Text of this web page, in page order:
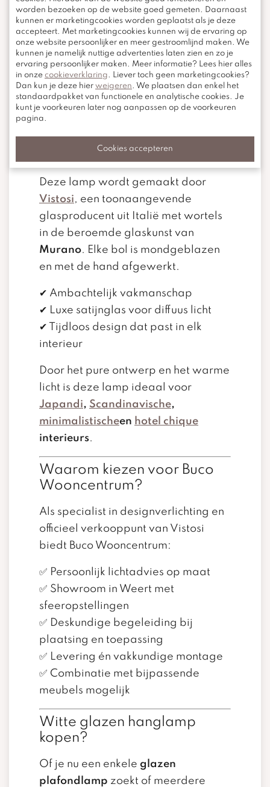
Wat al deze uitvoeringen verbindt?
De rust, verfijning en kwaliteit van
ambachtelijk geblazen glas uit
Italië.
Italiaans glasdesign –
handgemaakt op Murano
Deze lamp wordt gemaakt door
Vistosi, een toonaangevende
glasproducent uit Italië met wortels
in de beroemde glaskunst van
Murano. Elke bol is mondgeblazen
en met de hand afgewerkt.
✔ Ambachtelijk vakmanschap
✔ Luxe satijnglas voor diffuus licht
✔ Tijdloos design dat past in elk
interieur
Door het pure ontwerp en het warme
licht is deze lamp ideaal voor
Japandi, Scandinavische,
minimalistischeen hotel chique
interieurs.
Waarom kiezen voor Buco
Wooncentrum?
Als specialist in designverlichting en
officieel verkooppunt van Vistosi
biedt Buco Wooncentrum:
✅ Persoonlijk lichtadvies op maat
✅ Showroom in Weert met
sfeeropstellingen
✅ Deskundige begeleiding bij
plaatsing en toepassing
✅ Levering én vakkundige montage
✅ Combinatie met bijpassende
meubels mogelijk
Witte glazen hanglamp
kopen?
Of je nu een enkele glazen
plafondlamp zoekt of meerdere
worden bezoeken op de website goed gemeten. Daarnaast
kunnen er marketingcookies worden geplaatst als je deze
accepteert. Met marketingcookies kunnen wij de ervaring op
onze website persoonlijker en meer gestroomlijnd maken. We
kunnen je namelijk nuttige advertenties laten zien en zo je
ervaring persoonlijker maken. Meer informatie? Lees hier alles
in onze cookieverklaring. Liever toch geen marketingcookies?
Dan kun je deze hier weigeren. We plaatsen dan enkel het
standaardpakket van functionele en analytische cookies. Je
kunt je voorkeuren later nog aanpassen op de voorkeuren
pagina.
Cookies accepteren